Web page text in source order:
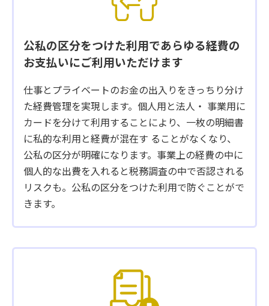
公私の区分をつけた利用であらゆる経費の
お支払いにご利用いただけます
仕事とプライベートのお金の出入りをきっちり分け
た経費管理を実現します。個人用と法人・ 事業用に
カードを分けて利用することにより、一枚の明細書
に私的な利用と経費が混在す ることがなくなり、
公私の区分が明確になります。事業上の経費の中に
個人的な出費を入れると税務調査の中で否認される
リスクも。公私の区分をつけた利用で防ぐことがで
きます。